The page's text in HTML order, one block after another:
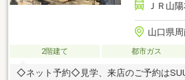
ＪＲ山
山口県
2階建て 都市ガス
◇ネット予約◇見学、来店のご予約は